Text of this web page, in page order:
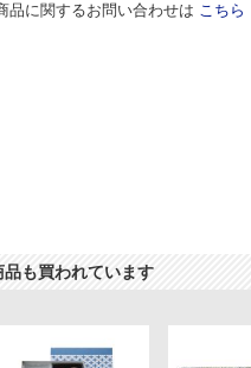
品に関するお問い合わせは こちら
品も買われています